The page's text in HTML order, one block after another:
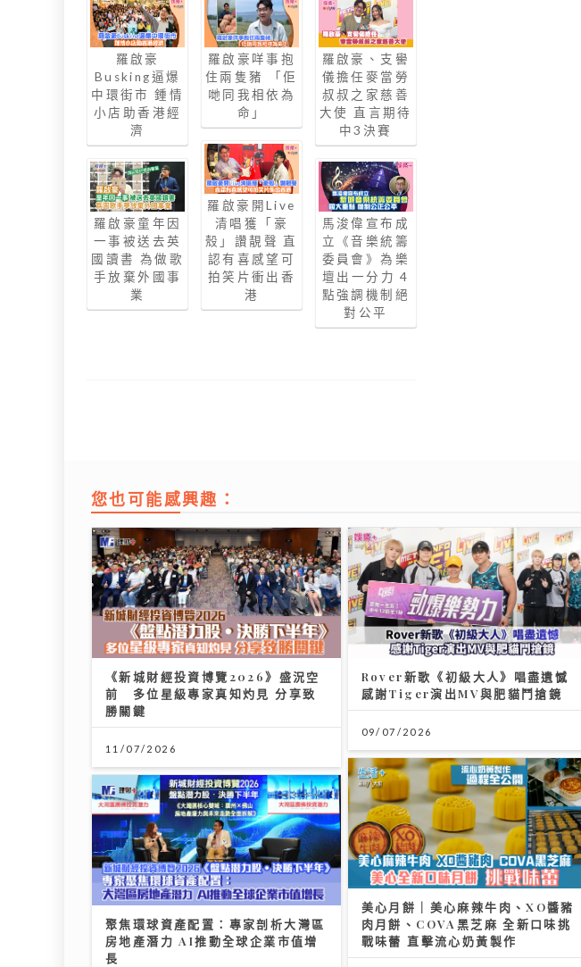
羅啟豪
Busking逼爆
中環街市 鍾情
小店助香港經
濟
羅啟豪童年因
一事被送去英
國讀書 為做歌
手放棄外國事
業
羅啟豪咩事抱
住兩隻豬 「佢
哋同我相依為
命」
羅啟豪開Live
清唱獲「豪
殼」讚靚聲 直
認有喜感望可
拍笑片衝出香
港
羅啟豪、支嚳
儀擔任麥當勞
叔叔之家慈善
大使 直言期待
中3決賽
馬浚偉宣布成
立《音樂統籌
委員會》為樂
壇出一分力 4
點強調機制絕
對公平
您也可能感興趣：
《新城財經投資博覽2026》盛況空
前 多位星級專家真知灼見 分享致
勝關鍵
11/07/2026
Rover新歌《初級大人》唱盡遺憾
感謝Tiger演出MV與肥貓鬥搶鏡
09/07/2026
美心月餅｜美心麻辣牛肉、XO醬豬
肉月餅、COVA黑芝麻 全新口味挑
戰味蕾 直擊流心奶黃製作
聚焦環球資產配置：專家剖析大灣區
房地產潛力 AI推動全球企業市值增
長